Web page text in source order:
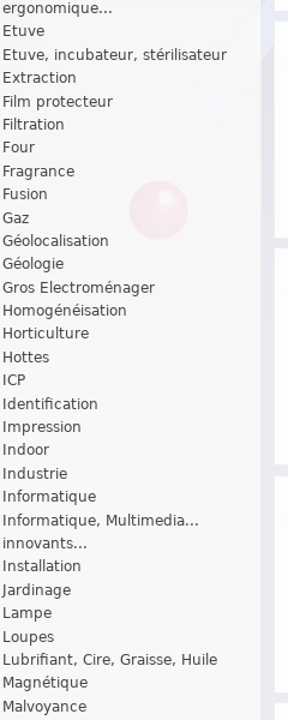
ergonomique...
Etuve
Etuve, incubateur, stérilisateur
Extraction
Film protecteur
Filtration
Four
Fragrance
Fusion
Gaz
Géolocalisation
Géologie
Gros Electroménager
Homogénéisation
Horticulture
Hottes
ICP
Identification
Impression
Indoor
Industrie
Informatique
Informatique, Multimedia...
innovants...
Installation
Jardinage
Lampe
Loupes
Lubrifiant, Cire, Graisse, Huile
Magnétique
Malvoyance